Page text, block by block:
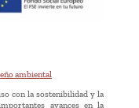
ambiental
con la sostenibilidad y la
avances en la